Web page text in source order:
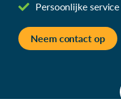
Persoonlijke service
Neem contact op